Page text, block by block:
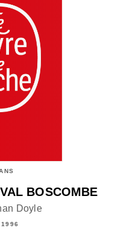
BOSCOMBE
Doyle